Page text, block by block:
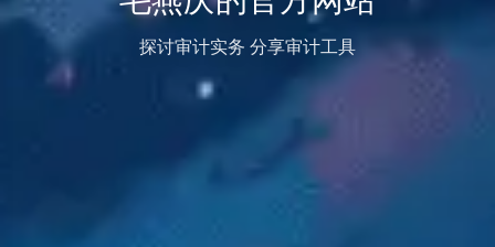
探讨审计实务 分享审计工具